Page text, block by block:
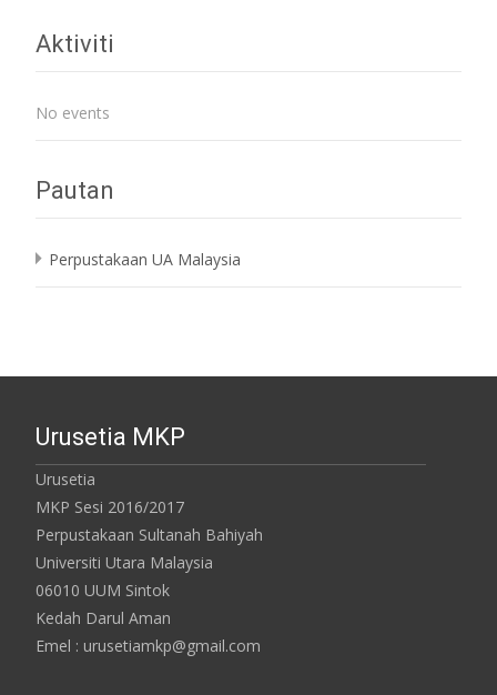
Aktiviti
No events
Pautan
Perpustakaan UA Malaysia
Urusetia MKP
Urusetia
MKP Sesi 2016/2017
Perpustakaan Sultanah Bahiyah
Universiti Utara Malaysia
06010 UUM Sintok
Kedah Darul Aman
Emel : urusetiamkp@gmail.com